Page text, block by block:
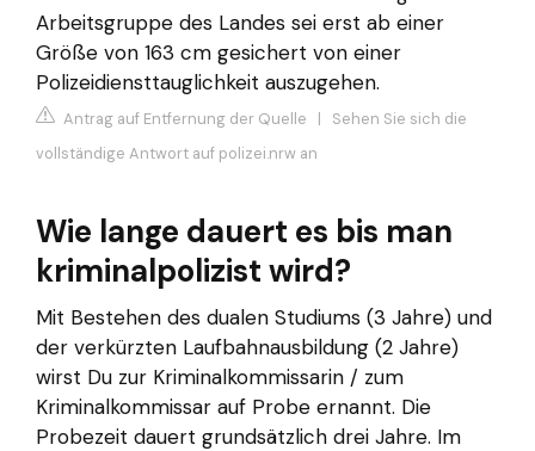
Arbeitsgruppe des Landes sei erst ab einer
Größe von 163 cm gesichert von einer
Polizeidiensttauglichkeit auszugehen.
Antrag auf Entfernung der Quelle | Sehen Sie sich die
vollständige Antwort auf polizei.nrw an
Wie lange dauert es bis man
kriminalpolizist wird?
Mit Bestehen des dualen Studiums (3 Jahre) und
der verkürzten Laufbahnausbildung (2 Jahre)
wirst Du zur Kriminalkommissarin / zum
Kriminalkommissar auf Probe ernannt. Die
Probezeit dauert grundsätzlich drei Jahre. Im